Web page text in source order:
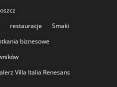
restauracje
Smaki
biznesowe
Villa Italia Renesans